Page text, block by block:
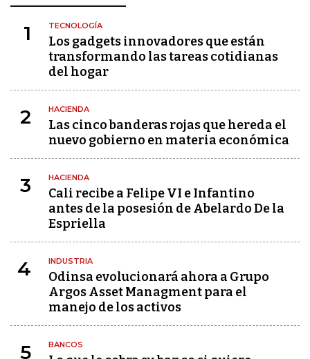
1 TECNOLOGÍA
Los gadgets innovadores que están
transformando las tareas cotidianas
del hogar
2 HACIENDA
Las cinco banderas rojas que hereda el
nuevo gobierno en materia económica
3 HACIENDA
Cali recibe a Felipe VI e Infantino
antes de la posesión de Abelardo De la
Espriella
4 INDUSTRIA
Odinsa evolucionará ahora a Grupo
Argos Asset Managment para el
manejo de los activos
5 BANCOS